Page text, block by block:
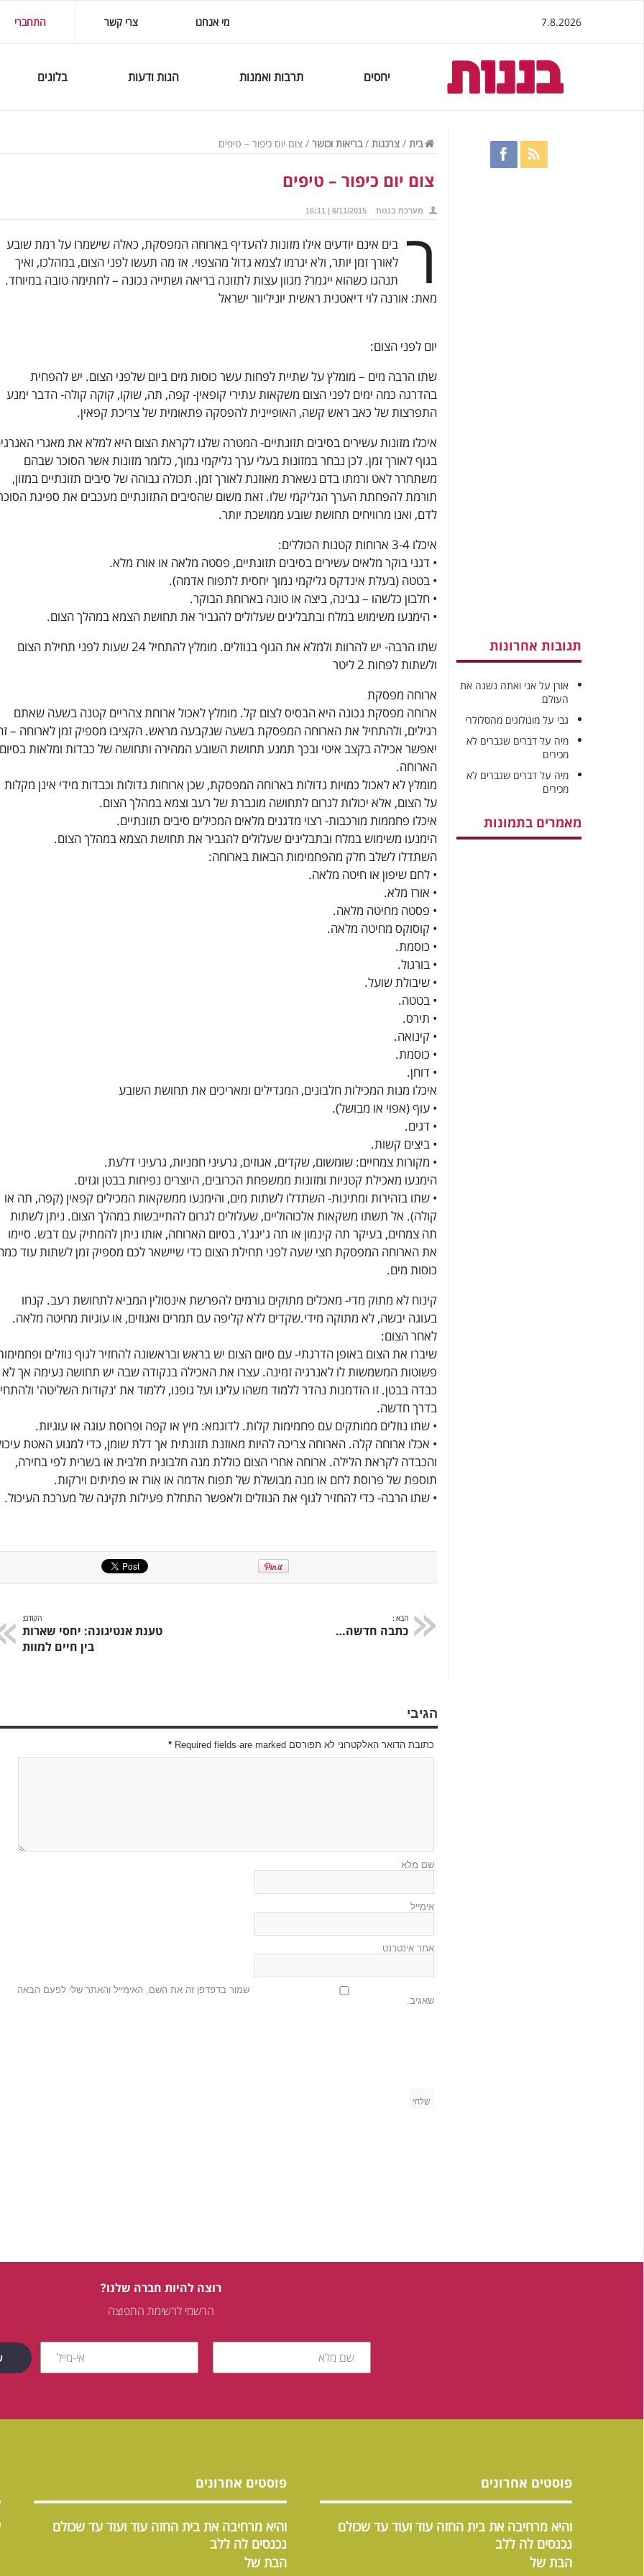
התחברי צרי קשר מי אנחנו 7.8.2026
יחסים תרבות ואמנות הגות ודעות בלוגים
בית /צרכנות /בריאות וכושר / צום יום כיפור – טיפים
צום יום כיפור – טיפים
מערכת בננות 6/11/2015 | 16:11
ר בים אינם יודעים אילו מזונות להעדיף בארוחה המפסקת, כאלה שישמרו על רמת שובע
לאורך זמן יותר, ולא יגרמו לצמא גדול מהצפוי. אז מה תעשו לפני הצום, במהלכו, ואיך
תנהגו כשהוא ייגמר? מגוון עצות לתזונה בריאה ושתייה נכונה – לחתימה טובה במיוחד.
מאת: אורנה לוי דיאטנית ראשית יוניליוור ישראל
יום לפני הצום:
שתו הרבה מים – מומלץ על שתיית לפחות עשר כוסות מים ביום שלפני הצום. יש להפחית
בהדרגה כמה ימים לפני הצום משקאות עתירי קופאין- קפה, תה, שוקו, קוקה קולה- הדבר ימנע
התפרצות של כאב ראש קשה, האופיינית להפסקה פתאומית של צריכת קפאין.
איכלו מזונות עשירים בסיבים תזונתיים- המטרה שלנו לקראת הצום היא למלא את מאגרי
בגוף לאורך זמן. לכן נבחר במזונות בעלי ערך גליקמי נמוך, כלומר מזונות אשר הסוכר שבהם
משתחרר לאט ורמתו בדם נשארת מאוזנת לאורך זמן. תכולה גבוהה של סיבים תזונתיים במזון,
תורמת להפחתת הערך הגליקמי שלו. זאת משום שהסיבים התזונתיים מעכבים את ספיגת
לדם, ואנו מרוויחים תחושת שובע ממושכת יותר.
איכלו 3-4 ארוחות קטנות הכוללים:
• דגני בוקר מלאים עשירים בסיבים תזונתיים, פסטה מלאה או אורז מלא.
• בטטה (בעלת אינדקס גליקמי נמוך יחסית לתפוח אדמה).
• חלבון כלשהו – גבינה, ביצה או טונה בארוחת הבוקר.
• הימנעו משימוש במלח ובתבלינים שעלולים להגביר את תחושת הצמא במהלך הצום.
שתו הרבה- יש להרוות ולמלא את הגוף בנוזלים. מומלץ להתחיל 24 שעות לפני תחילת הצום
ולשתות לפחות 2 ליטר
ארוחה מפסקת
ארוחה מפסקת נכונה היא הבסיס לצום קל. מומלץ לאכול ארוחת צהריים קטנה בשעה שאתם
רגילים, ולהתחיל את הארוחה המפסקת בשעה שנקבעה מראש. הקציבו מספיק זמן לארוחה –
יאפשר אכילה בקצב איטי ובכך תמנע תחושת השובע המהירה ותחושה של כבדות ומלאות
הארוחה.
מומלץ לא לאכול כמויות גדולות בארוחה המפסקת, שכן ארוחות גדולות וכבדות מידי אינן מקלות
על הצום, אלא יכולות לגרום לתחושה מוגברת של רעב וצמא במהלך הצום.
איכלו פחממות מורכבות- רצוי מדגנים מלאים המכילים סיבים תזונתיים.
הימנעו משימוש במלח ובתבלינים שעלולים להגביר את תחושת הצמא במהלך הצום.
השתדלו לשלב חלק מהפחמימות הבאות בארוחה:
• לחם שיפון או חיטה מלאה.
• אורז מלא.
• פסטה מחיטה מלאה.
• קוסוקס מחיטה מלאה.
• כוסמת.
• בורגול.
• שיבולת שועל.
• בטטה.
• תירס.
• קינואה.
• כוסמת.
• דוחן.
איכלו מנות המכילות חלבונים, המגדילים ומאריכים את תחושת השובע
• עוף (אפוי או מבושל).
• דגים.
• ביצים קשות.
• מקורות צמחיים: שומשום, שקדים, אגוזים, גרעיני חמניות, גרעיני דלעת.
הימנעו מאכילת קטניות ומזונות ממשפחת הכרובים, היוצרים נפיחות בבטן וגזים.
• שתו בזהירות ומתינות- השתדלו לשתות מים, והימנעו ממשקאות המכילים קפאין (קפה, תה או
קולה). אל תשתו משקאות אלכוהוליים, שעלולים לגרום להתייבשות במהלך הצום. ניתן לשתות
תה צמחים, בעיקר תה קינמון או תה ג'ינג'ר, בסיום הארוחה, אותו ניתן להמתיק עם דבש. סיימו
את הארוחה המפסקת חצי שעה לפני תחילת הצום כדי שיישאר לכם מספיק זמן לשתות עוד
כוסות מים.
קינוח לא מתוק מדי- מאכלים מתוקים גורמים להפרשת אינסולין המביא לתחושת רעב. קנחו
בעוגה יבשה, לא מתוקה מידי.שקדים ללא קליפה עם תמרים ואגוזים, או עוגיות מחיטה מלאה.
לאחר הצום:
שיברו את הצום באופן הדרגתי- עם סיום הצום יש בראש ובראשונה להחזיר לגוף נוזלים
פשוטות המשמשות לו לאנרגיה זמינה. עצרו את האכילה בנקודה שבה יש תחושה נעימה אך לא
כבדה בבטן. זו הזדמנות נהדר ללמוד משהו עלינו ועל גופנו, ללמוד את 'נקודות השליטה'
בדרך חדשה.
• שתו נוזלים ממותקים עם פחמימות קלות. לדוגמא: מיץ או קפה ופרוסת עוגה או עוגיות.
• אכלו ארוחה קלה. הארוחה צריכה להיות מאוזנת תזונתית אך דלת שומן, כדי למנוע האטת
והכבדה לקראת הלילה. ארוחה אחרי הצום כוללת מנה חלבונית חלבית או בשרית לפי בחירה,
תוספת של פרוסת לחם או מנה מבושלת של תפוח אדמה או אורז או פתיתים וירקות.
• שתו הרבה- כדי להחזיר לגוף את הנוזלים ולאפשר התחלת פעילות תקינה של מערכת העיכול.
הקודם:
טענת אנטיגונה: יחסי שארות
בין חיים למוות
הבא :
כתבה חדשה…
הגיבי
כתובת הדואר האלקטרוני לא תפורסם Required fields are marked *
שם מלא
אימייל
אתר אינטרנט
שמור בדפדפן זה את השם, האימייל והאתר שלי לפעם הבאה
שאגיב.
תגובות אחרונות
אורן עלאני ואתה נשנה את
העולם
גבי עלמונולוגים מהסלולרי
מיה עלדברים שגברים לא
מכירים
מיה עלדברים שגברים לא
מכירים
מאמרים בתמונות
רוצה להיות חברה שלנו?
הרשמי לרשימת התפוצה
פוסטים אחרונים
והיא מרחיבה את בית החזה עוד ועוד עד שכולם
נכנסים לה ללב
הבת של
פוסטים אחרונים
והיא מרחיבה את בית החזה עוד ועוד עד שכולם
נכנסים לה ללב
הבת של